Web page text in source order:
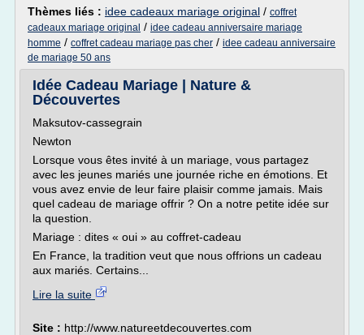
Thèmes liés : idee cadeaux mariage original / coffret
cadeaux mariage original / idee cadeau anniversaire mariage
homme / coffret cadeau mariage pas cher / idee cadeau anniversaire
de mariage 50 ans
Idée Cadeau Mariage | Nature &
Découvertes
Maksutov-cassegrain
Newton
Lorsque vous êtes invité à un mariage, vous partagez
avec les jeunes mariés une journée riche en émotions. Et
vous avez envie de leur faire plaisir comme jamais. Mais
quel cadeau de mariage offrir ? On a notre petite idée sur
la question.
Mariage : dites « oui » au coffret-cadeau
En France, la tradition veut que nous offrions un cadeau
aux mariés. Certains...
Lire la suite
Site : http://www.natureetdecouvertes.com